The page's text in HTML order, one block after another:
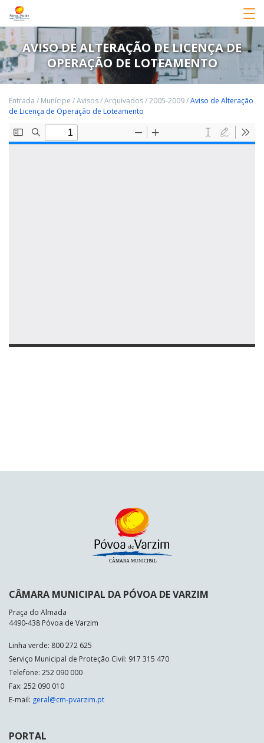
AVISO DE ALTERAÇÃO DE LICENÇA DE
OPERAÇÃO DE LOTEAMENTO
Entrada / Munícipe /Avisos/Arquivados/2005-2009/Aviso de Alteração
de Licença de Operação de Loteamento
CÂMARA MUNICIPAL DA PÓVOA DE VARZIM
Praça do Almada
4490-438 Póvoa de Varzim
Linha verde: 800 272 625
Serviço Municipal de Proteção Civil: 917 315 470
Telefone: 252 090 000
Fax: 252 090 010
E-mail: geral@cm-pvarzim.pt
PORTAL